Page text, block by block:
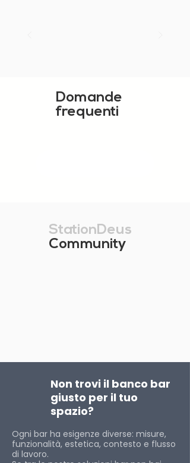
Domande
frequenti
StationDeus
Community
Non trovi il banco bar
giusto per il tuo
spazio?
Ogni bar ha esigenze diverse: misure,
funzionalità, estetica, contesto e flusso
di lavoro.